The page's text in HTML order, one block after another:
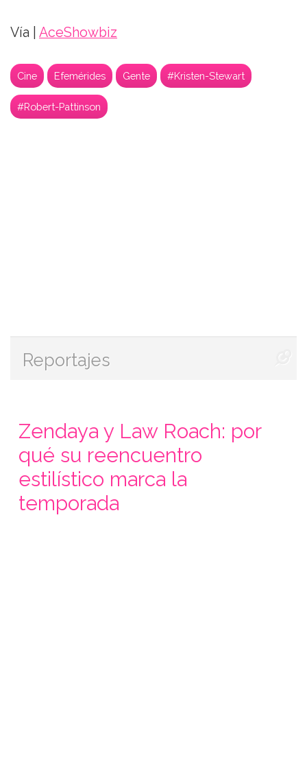
Vía | AceShowbiz
Cine Efemérides Gente #Kristen-Stewart
#Robert-Pattinson
Reportajes
Zendaya y Law Roach: por
qué su reencuentro
estilístico marca la
temporada